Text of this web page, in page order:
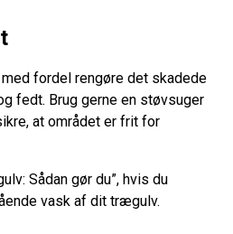
med fordel rengøre det skadede
fedt. Brug gerne en støvsuger
at området er frit for
Sådan gør du”, hvis du
vask af dit trægulv.